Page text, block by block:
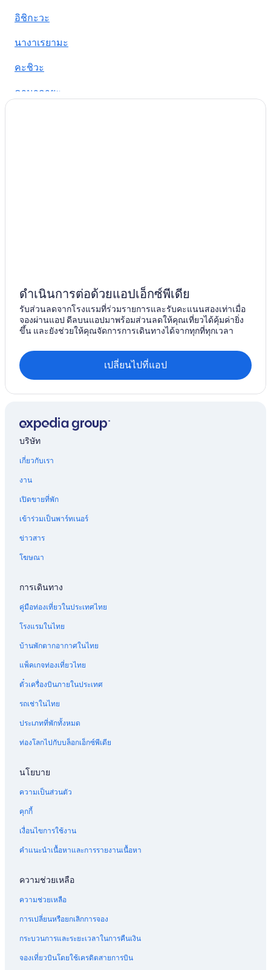
อิชิกะวะ
นางาเรยามะ
คะชิวะ
คามากายะ
ดำเนินการต่อด้วยแอปเอ็กซ์พีเดีย
รับส่วนลดจากโรงแรมที่ร่วมรายการและรับคะแนนสองเท่าเมื่อ
จองผ่านแอป ดีลบนแอปมาพร้อมส่วนลดให้คุณเที่ยวได้คุ้มค่ายิ่ง
ขึ้น และยังช่วยให้คุณจัดการการเดินทางได้จากทุกที่ทุกเวลา
เปลี่ยนไปที่แอป
บริษัท
เกี่ยวกับเรา
งาน
เปิดขายที่พัก
เข้าร่วมเป็นพาร์ทเนอร์
ข่าวสาร
โฆษณา
การเดินทาง
คู่มือท่องเที่ยวในประเทศไทย
โรงแรมในไทย
บ้านพักตากอากาศในไทย
แพ็คเกจท่องเที่ยวไทย
ตั๋วเครื่องบินภายในประเทศ
รถเช่าในไทย
ประเภทที่พักทั้งหมด
ท่องโลกไปกับบล็อกเอ็กซ์พีเดีย
นโยบาย
ความเป็นส่วนตัว
คุกกี้
เงื่อนไขการใช้งาน
คำแนะนำเนื้อหาและการรายงานเนื้อหา
ความช่วยเหลือ
ความช่วยเหลือ
การเปลี่ยนหรือยกเลิกการจอง
กระบวนการและระยะเวลาในการคืนเงิน
จองเที่ยวบินโดยใช้เครดิตสายการบิน